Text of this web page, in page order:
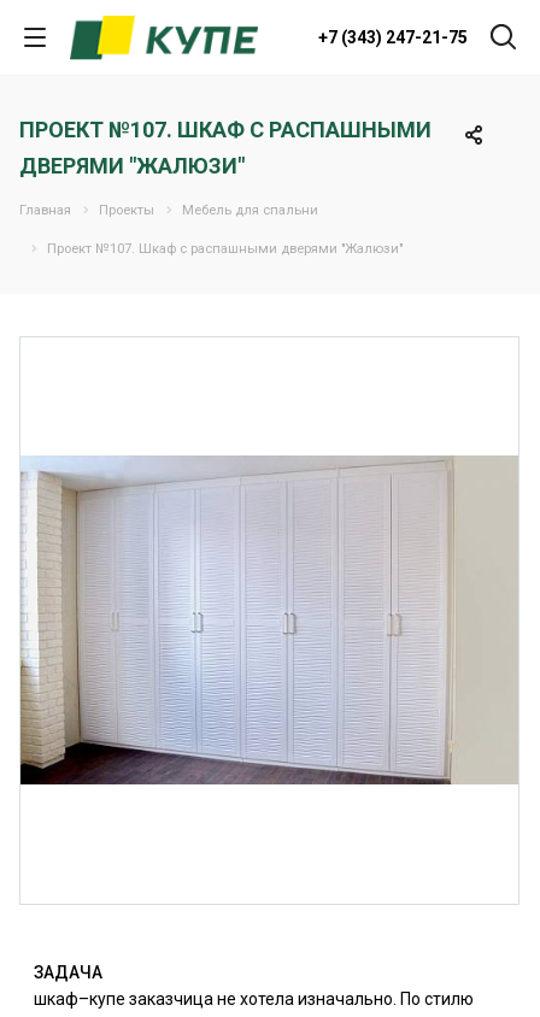
+7 (343) 247-21-75
ПРОЕКТ №107. ШКАФ С РАСПАШНЫМИ
ДВЕРЯМИ "ЖАЛЮЗИ"
Главная Проекты Мебель для спальни
Проект №107. Шкаф с распашными дверями "Жалюзи"
ЗАДАЧА
шкаф–купе заказчица не хотела изначально. По стилю